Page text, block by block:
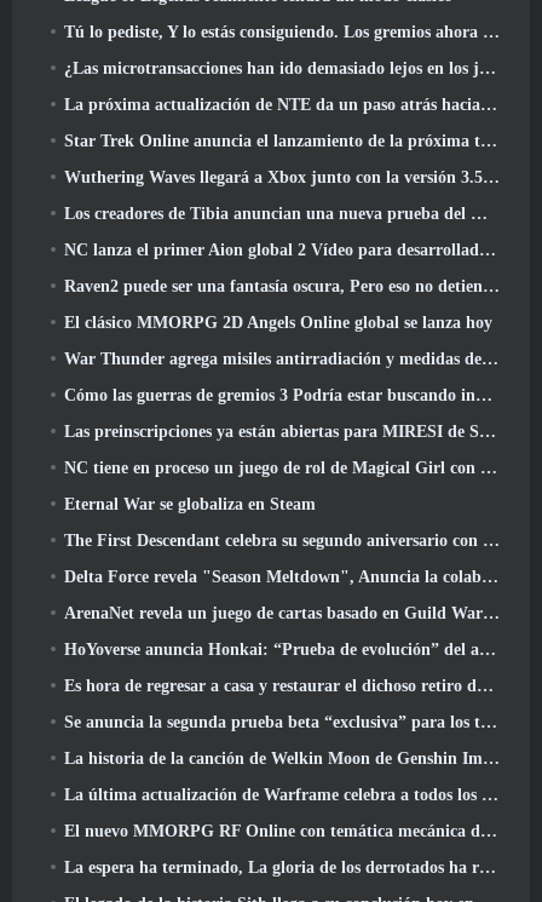
Tú lo pediste, Y lo estás consiguiendo. Los gremios ahora están disponibles en Eterspire
¿Las microtransacciones han ido demasiado lejos en los juegos gratuitos??
La próxima actualización de NTE da un paso atrás hacia un juego de mesa de fantasía
Star Trek Online anuncia el lanzamiento de la próxima temporada “Undiscovered”
Wuthering Waves llegará a Xbox junto con la versión 3.5 Actualizar
Los creadores de Tibia anuncian una nueva prueba del MMORPG de zombis de la vieja escuela, Persistir en línea
NC lanza el primer Aion global 2 Vídeo para desarrolladores, Compartir detalles sobre el juego
Raven2 puede ser una fantasía oscura, Pero eso no detiene la diversión del verano
El clásico MMORPG 2D Angels Online global se lanza hoy
War Thunder agrega misiles antirradiación y medidas de soporte electrónico en la actualización de caballería pesada
Cómo las guerras de gremios 3 Podría estar buscando innovar en el espacio MMO
Las preinscripciones ya están abiertas para MIRESI de Smilegate: Futuro invisible
NC tiene en proceso un juego de rol de Magical Girl con un estilo artístico inspirado en el anime de los 90
Eternal War se globaliza en Steam
The First Descendant celebra su segundo aniversario con Descendant Fest 2026 Arroyo
Delta Force revela "Season Meltdown", Anuncia la colaboración de Rainbow Six Siege
ArenaNet revela un juego de cartas basado en Guild Wars, Atado a la niebla
HoYoverse anuncia Honkai: “Prueba de evolución” del anime Nexus
Es hora de regresar a casa y restaurar el dichoso retiro donde se encuentran los vientos
Se anuncia la segunda prueba beta “exclusiva” para los tomadores de tiempo del shooter de supervivencia en equipo
La historia de la canción de Welkin Moon de Genshin Impact llega y termina.. en la luna
La última actualización de Warframe celebra a todos los papás espaciales
El nuevo MMORPG RF Online con temática mecánica de Netmarble se lanza a nivel mundial
La espera ha terminado, La gloria de los derrotados ha regresado